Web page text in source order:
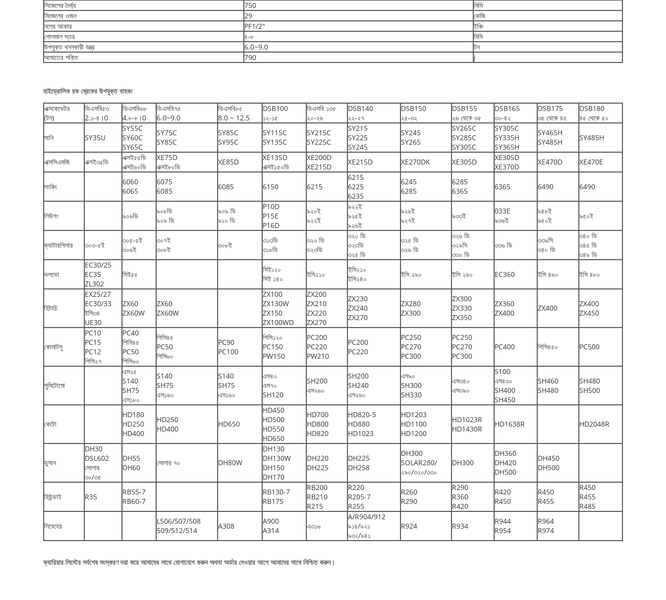
সিজেলের দৈর্ঘ্য
750
মিমি
সিজেলের ওজন
29
কেজি
নলের আকার
PF1/2"
ইঞ্চি
গোলমাল স্তর
৪-৮
মিমি
উপযুক্ত খননকারী যন্ত্র
6.0~9.0
টন
আঘাতের শক্তি
790 j
হাইড্রোলিক রক ব্রেকের উপযুক্ত বাহকr
এক্সকেভেটর
(টন)
ডিএসবি৫৩
2.১-৪।0
ডিএসবি৬৮
4.৮-৮।0
ডিএসবি৭৫
6.0~9.0
ডিএসবি৮৫
8.0 ~ 12.5
DSB100
১২-১৫
ডিএসবি ১৩৫
২০-২৬
DSB140
২২-২৭
DSB150
২৫-৩২
DSB155
২৬ থেকে ৩৫
DSB165
৩০-৪২
DSB175
৩৫ থেকে ৪৫
DSB180
৪৫ থেকে ৫০
সানি SY35U
SY55C
SY60C
SY65C
SY75C
SY85C
SY85C
SY95C
SY115C
SY135C
SY215C
SY225C
SY215
SY225
SY245
SY245
SY265
SY265C
SY285C
SY305C
SY305C
SY335H
SY365H
SY465H
SY485H
SY485H
এক্সসিএমজি এক্সই৩৫ডি
এক্সই৫৫ডি
এক্সই৬০ডি
XE75D
এক্সই৮০ডি
XE85D
XE135D
এক্সই১৫০ডি
XE200D
XE215D
XE215D XE270DK XE305D
XE305D
XE370D
XE470D XE470E
লংকিং
6060
6065
6075
6085
6085 6150 6215
6215
6225
6235
6245
6285
6285
6365
6365 6490 6490
লিউগং ৯০৬ডি
৯০৮ডি
৯০৯ ডি
৯০৯ ডি
৯১০ ডি
P10D
P15E
P16D
৯২০ই
৯২২ই
৯২২ই
৯২৫ই
৯২৬ই
৯২৬ই
৯২৭ই
৯৩৩ই
033E
৯৩৬ই
৯৪৮ই
৯৫০ই
৯৫০ই
ক্যাটারপিলার ৩০৩-৫ই
৩০৫-৫ই
৩০৬ই
৩০৭ই
৩০৮ই
৩০৮ই
৩১৩ডি
৩১৮ডি
৩২০ ডি
৩২৩ডি
৩২০ ডি
৩২৩ডি
৩২৫ ডি
৩২৫ ডি
৩২৬ ডি
৩২৬ ডি
৩২৯সি
৩৩০ ডি
৩৩৬ ডি
৩৩৯সি
৩৪০ ডি
৩৪০ ডি
৩৪৫ ডি
৩৪৯ ডি
ভলভো
EC30/25
EC35
ZL302
সিই৫৫
সিই১২০
সিই ১৪০
ইসি২১০
ইসি২১০
ইসি২৪০
ইসি ২৯০ ইসি ২৯০ EC360 ইসি ৪৬০ ইসি ৪৮০
হিটাচি
EX25/27
EC30/33
ইসি৩৪
UE30
ZX60
ZX60W
ZX60
ZX60W
ZX100
ZX130W
ZX150
ZX100WD
ZX200
ZX210
ZX220
ZX270
ZX230
ZX240
ZX270
ZX280
ZX300
ZX300
ZX330
ZX350
ZX360
ZX400
ZX400
ZX400
ZX450
কোমাটসু
PC10
PC15
PC12
পিসি২৭
PC40
পিসি৪৫
PC50
পিসি৬০
পিসি৪৫
PC50
পিসি৬০
PC90
PC100
পিসি১২০
PC150
PW150
PC200
PC220
PW210
PC200
PC220
PC250
PC270
PC300
PC250
PC270
PC300
PC400 পিসি৪৫০ PC500
সুমিটোমো
এস২৫
S140
SH75
এস১৮০
S140
SH75
এস১৬০
S140
SH75
এস১৬০
এস৪০
এস৭০
SH120
SH200
এস২৬০
SH200
SH240
এস২৬০
এস৯০
SH300
SH330
এস৩৪০
এস৩৯০
S100
এস৪৩০
SH400
SH450
SH460
SH480
SH480
SH500
কেটো
HD180
HD250
HD400
HD250
HD400
HD650
HD450
HD500
HD550
HD650
HD700
HD800
HD820
HD820-5
HD880
HD1023
HD1203
HD1100
HD1200
HD1023R
HD1430R
HD1638R HD2048R
ডুসান
DH30
DSL602
সোলার
৩০/৩৫
DH55
DH60
সোলার ৭০ DH80W
DH130
DH130W
DH150
DH170
DH220
DH225
DH225
DH258
DH300
SOLAR280/
২৯০/৩২০/৩৩০
DH300
DH360
DH420
DH500
DH450
DH500
হিউন্ডাই R35
RB55-7
RB60-7
RB130-7
RB175
RB200
RB210
R215
R220
R205-7
R255
R260
R290
R290
R360
R420
R420
R450
R450
R455
R450
R455
R485
লিবেহের
L506/507/508
509/512/514
A308
A900
A314
এ৩১৬
A/R904/912
৯১৪/৯২১
৯৩২/৯৪১
R924 R934
R944
R954
R964
R974
ক্যারিয়ার লিস্টের সর্বশেষ সংস্করণ দয়া করে আমাদের সাথে যোগাযোগ করুন অথবা অর্ডার দেওয়ার আগে আমাদের সাথে নিশ্চিত করুন।